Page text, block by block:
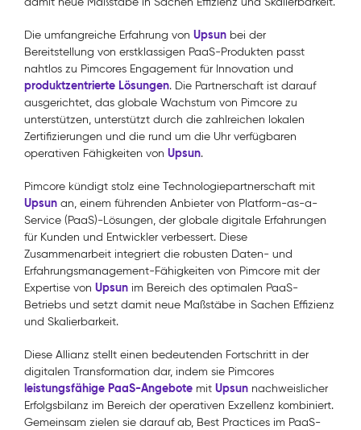
Die umfangreiche Erfahrung von Upsun bei der
Bereitstellung von erstklassigen PaaS-Produkten passt
nahtlos zu Pimcores Engagement für Innovation und
produktzentrierte Lösungen. Die Partnerschaft ist darauf
ausgerichtet, das globale Wachstum von Pimcore zu
unterstützen, unterstützt durch die zahlreichen lokalen
Zertifizierungen und die rund um die Uhr verfügbaren
operativen Fähigkeiten von Upsun.
Pimcore kündigt stolz eine Technologiepartnerschaft mit
Upsun an, einem führenden Anbieter von Platform-as-a-
Service (PaaS)-Lösungen, der globale digitale Erfahrungen
für Kunden und Entwickler verbessert. Diese
Zusammenarbeit integriert die robusten Daten- und
Erfahrungsmanagement-Fähigkeiten von Pimcore mit der
Expertise von Upsun im Bereich des optimalen PaaS-
Betriebs und setzt damit neue Maßstäbe in Sachen Effizienz
und Skalierbarkeit.
Diese Allianz stellt einen bedeutenden Fortschritt in der
digitalen Transformation dar, indem sie Pimcores
leistungsfähige PaaS-Angebote mit Upsun nachweislicher
Erfolgsbilanz im Bereich der operativen Exzellenz kombiniert.
Gemeinsam zielen sie darauf ab, Best Practices im PaaS-